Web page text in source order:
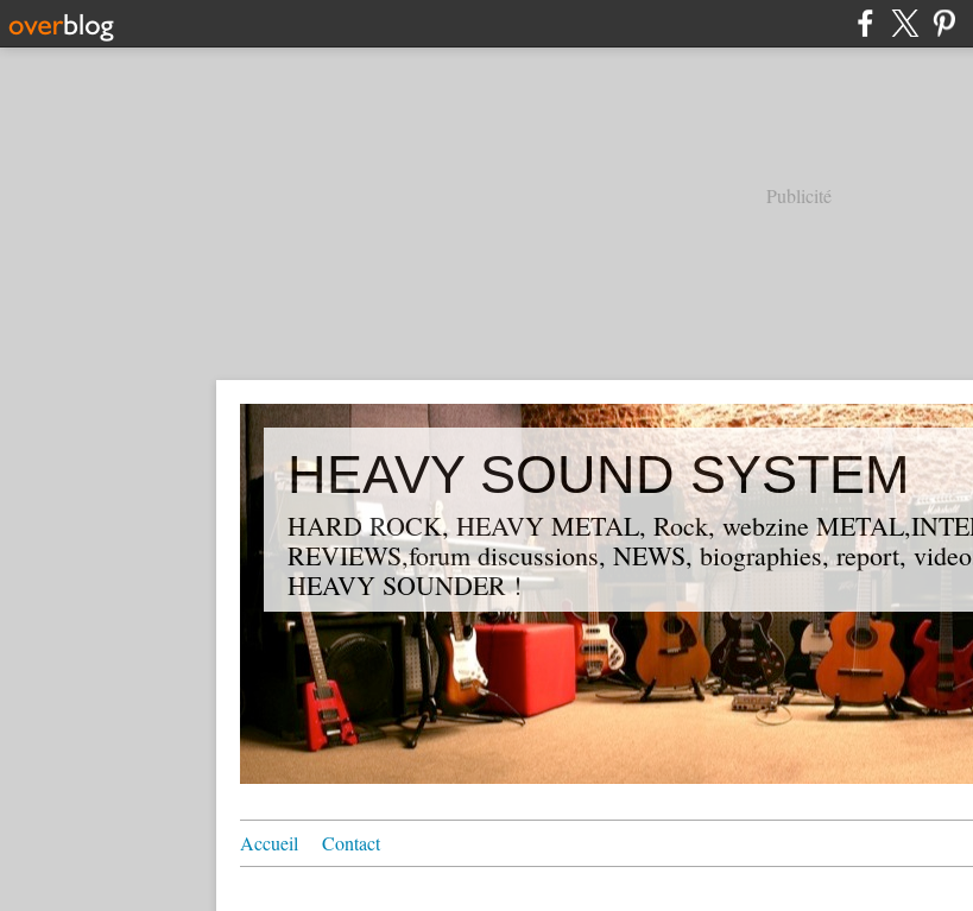
Publicité
HEAVY SOUND SYSTEM
HARD ROCK, HEAVY METAL, Rock, webzine
REVIEWS,forum discussions, NEWS, biographies, report,
HEAVY SOUNDER !
Accueil Contact